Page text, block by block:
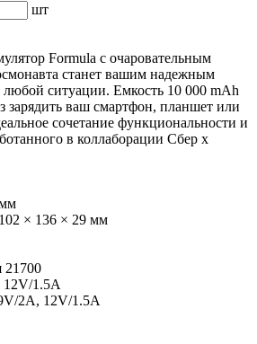
шт
Formula с очаровательным
станет вашим надежным
ситуации. Емкость 10 000 mAh
зарядить ваш смартфон, планшет или
сочетание функциональности и
в коллаборации Сбер x
× 136 × 29 мм
21700
1.5A
2A, 12V/1.5A